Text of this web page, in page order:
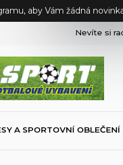
aby Vám žádná
Nevíte si
A SPORTOVNÍ OBLEČENÍ